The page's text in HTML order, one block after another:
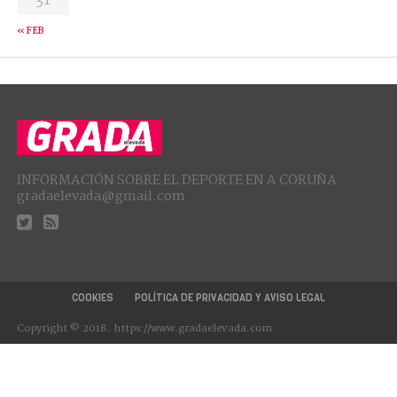
« FEB
INFORMACIÓN SOBRE EL DEPORTE EN A CORUÑA
gradaelevada@gmail.com
COOKIES POLÍTICA DE PRIVACIDAD Y AVISO LEGAL
Copyright © 2018. https://www.gradaelevada.com